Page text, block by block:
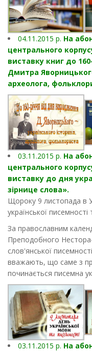
04.11.2015 р. На
центрального
виставку книг до
Дмитра
археолога,
03.11.2015 р. На
центрального
виставку до дня
зірнице слова».
Щороку 9 листопада в
української
За православним
Преподобного
слов'янської
вважають, що саме з
починається писемна
03.11.2015 р. На